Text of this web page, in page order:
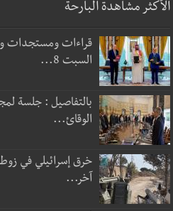
الأكثر مشاهدة البارحة
قراءات ومستجدات
السبت 8...
بالتفاصيل : جلسة
الوقائ...
خرق إسرائيلي في زوطر
آخر...